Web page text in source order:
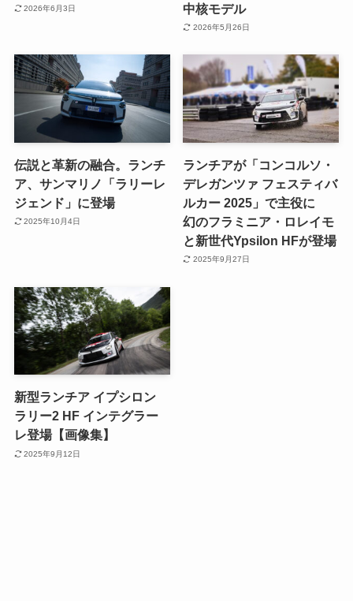
2026年6月3日
中核モデル
2026年5月26日
伝説と革新の融合。ランチ
ア、サンマリノ「ラリーレ
ジェンド」に登場
2025年10月4日
ランチアが「コンコルソ・
デレガンツァ フェスティバ
ルカー 2025」で主役に
幻のフラミニア・ロレイモ
と新世代Ypsilon HFが登場
2025年9月27日
新型ランチア イプシロン
ラリー2 HF インテグラー
レ登場【画像集】
2025年9月12日